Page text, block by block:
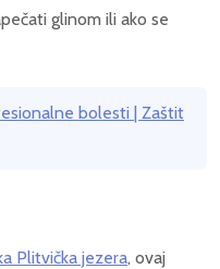
glinom ili ako se
bolesti | Zaštit
Plitvička jezera, ovaj